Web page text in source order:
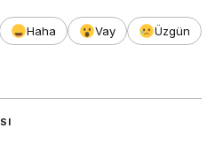
Haha Vay
Üzgün